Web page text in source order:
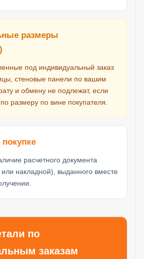
размеры
под индивидуальный заказ
стеновые панели по вашим
и обмену не подлежат, если
размеру по вине покупателя.
расчетного документа
или накладной), выданного вместе
по
заказам